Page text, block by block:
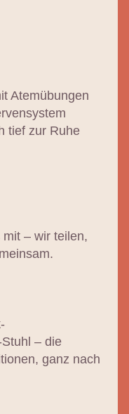
Atemübungen
tief zur Ruhe
– wir teilen,
– die
ganz nach